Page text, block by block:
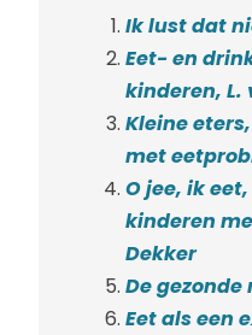
Ik lust dat
Eet- en
kinderen, L.
Kleine
met
O jee, ik
kinderen
Dekker
De
Eet als een